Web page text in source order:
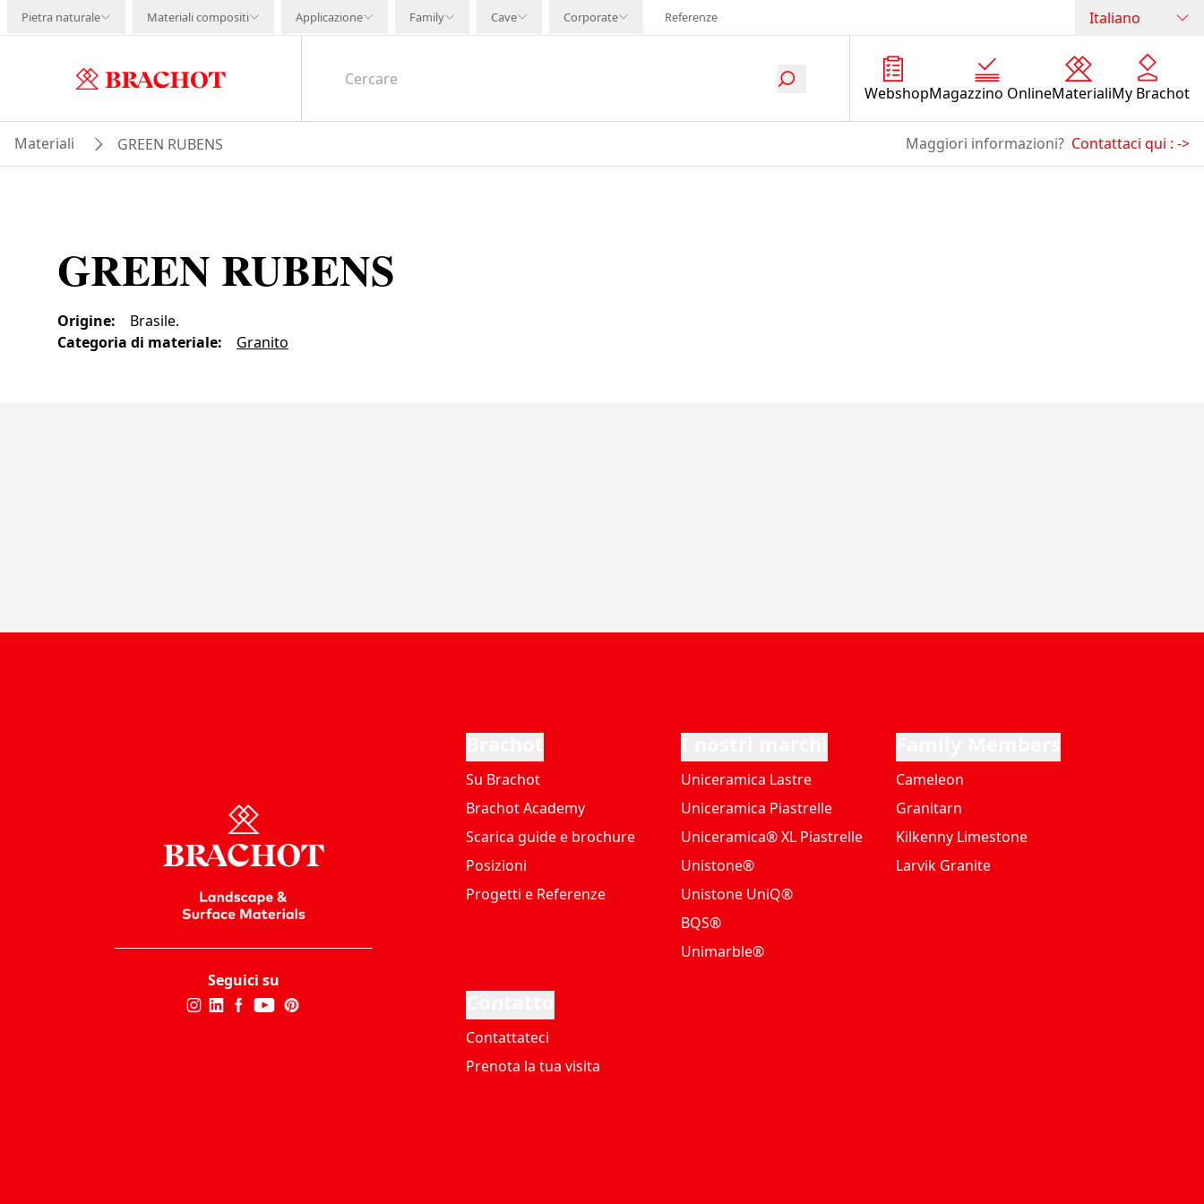
Pietra naturale Materiali compositi Applicazione Family Cave Corporate Referenze Italiano
WebshopMagazzino OnlineMaterialiMy Brachot
Materiali GREEN RUBENS Maggiori informazioni? Contattaci qui : ->
GREEN RUBENS
Origine:
Brasile.
Categoria di materiale: Granito
Seguici su
Su Brachot
Brachot Academy
Scarica guide e brochure
Posizioni
Progetti e Referenze
Uniceramica Lastre
Uniceramica Piastrelle
Uniceramica® XL Piastrelle
Unistone®
Unistone UniQ®
BQS®
Unimarble®
Cameleon
Granitarn
Kilkenny Limestone
Larvik Granite
Contattateci
Prenota la tua visita